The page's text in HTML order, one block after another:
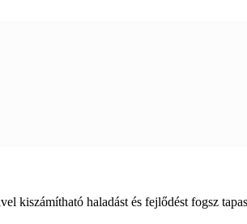
kiszámítható haladást és fejlődést fogsz